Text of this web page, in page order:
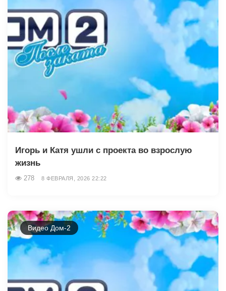
Игорь и Катя ушли с проекта во взрослую
жизнь
278 8 ФЕВРАЛЯ, 2026 22:22
Видео Дом-2